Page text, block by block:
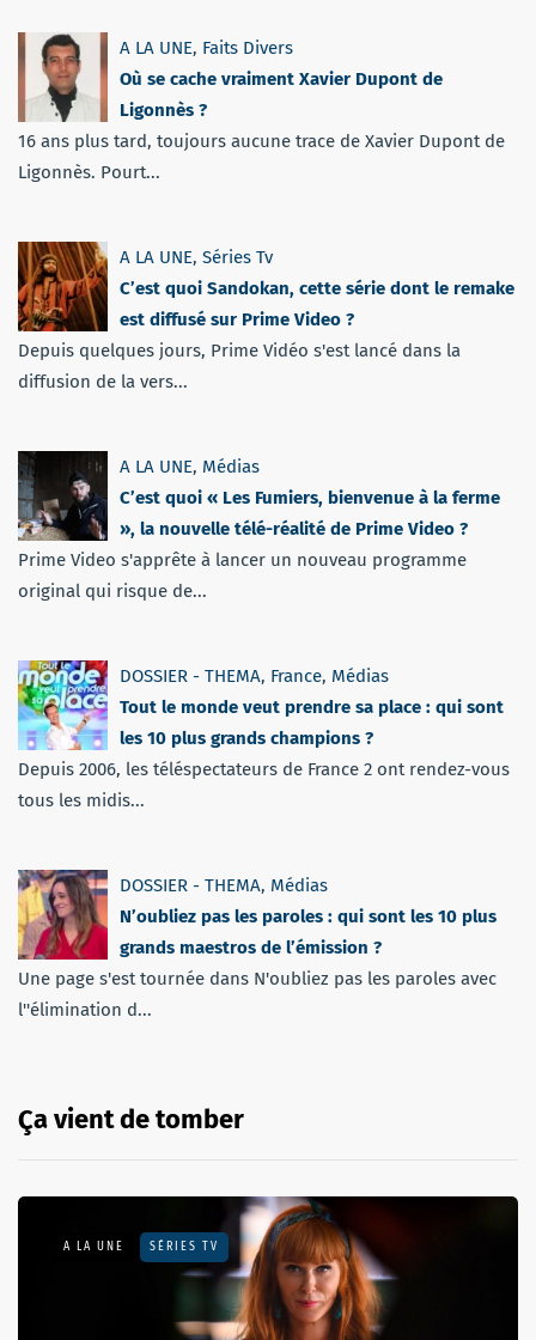
A LA UNE, Faits Divers
Où se cache vraiment Xavier Dupont de
Ligonnès ?
16 ans plus tard, toujours aucune trace de Xavier Dupont de
Ligonnès. Pourt...
A LA UNE, Séries Tv
C’est quoi Sandokan, cette série dont le remake
est diffusé sur Prime Video ?
Depuis quelques jours, Prime Vidéo s'est lancé dans la
diffusion de la vers...
A LA UNE, Médias
C’est quoi « Les Fumiers, bienvenue à la ferme
», la nouvelle télé-réalité de Prime Video ?
Prime Video s'apprête à lancer un nouveau programme
original qui risque de...
DOSSIER - THEMA, France, Médias
Tout le monde veut prendre sa place : qui sont
les 10 plus grands champions ?
Depuis 2006, les téléspectateurs de France 2 ont rendez-vous
tous les midis...
DOSSIER - THEMA, Médias
N’oubliez pas les paroles : qui sont les 10 plus
grands maestros de l’émission ?
Une page s'est tournée dans N'oubliez pas les paroles avec
l''élimination d...
Ça vient de tomber
A LA UNE SÉRIES TV